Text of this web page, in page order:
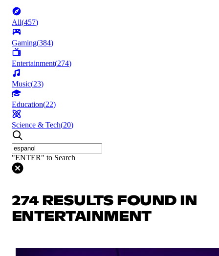
All(457)
Gaming(384)
Entertainment(274)
Music(23)
Education(22)
Science & Tech(20)
"ENTER" to Search
274 RESULTS FOUND IN
ENTERTAINMENT